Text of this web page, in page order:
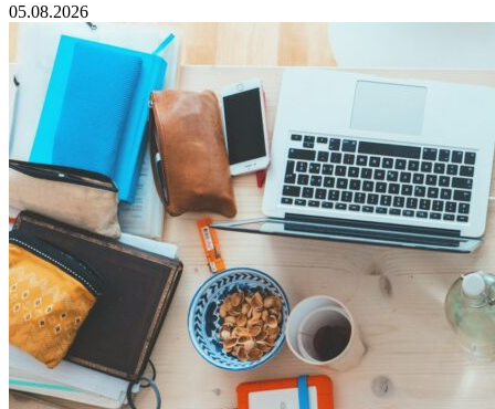
05.08.2026